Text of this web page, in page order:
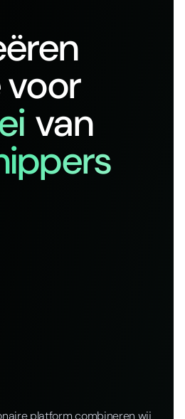
van
platform combineren wij